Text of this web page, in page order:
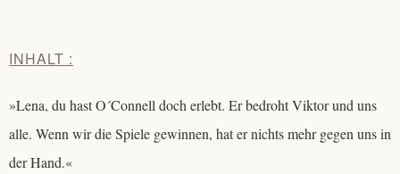
INHALT :
»Lena, du hast O´Connell doch erlebt. Er bedroht Viktor und uns
alle. Wenn wir die Spiele gewinnen, hat er nichts mehr gegen uns in
der Hand.«